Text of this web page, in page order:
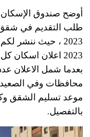
أوضح صندوق الإسكان
طلب التقديم في
2023 ، حيث ننشر لكم
2023 اعلان
محافظات وفي الصعيد
موعد تسليم الشقق
بالتفصيل.